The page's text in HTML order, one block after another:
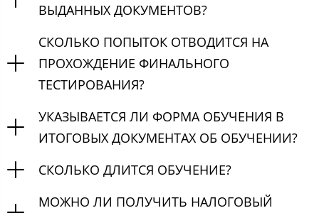
ВЫДАННЫХ ДОКУМЕНТОВ?
СКОЛЬКО ПОПЫТОК ОТВОДИТСЯ НА
ПРОХОЖДЕНИЕ ФИНАЛЬНОГО
ТЕСТИРОВАНИЯ?
УКАЗЫВАЕТСЯ ЛИ ФОРМА ОБУЧЕНИЯ В
ИТОГОВЫХ ДОКУМЕНТАХ ОБ ОБУЧЕНИИ?
СКОЛЬКО ДЛИТСЯ ОБУЧЕНИЕ?
МОЖНО ЛИ ПОЛУЧИТЬ НАЛОГОВЫЙ